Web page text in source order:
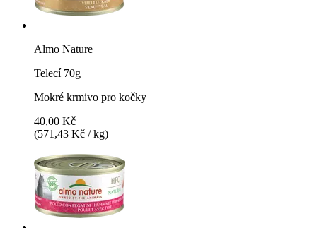
Almo Nature
Telecí 70g
Mokré krmivo pro kočky
40,00 Kč
(571,43 Kč / kg)